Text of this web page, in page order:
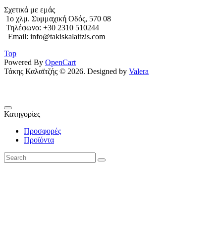
Σχετικά με εμάς
1o χλμ. Συμμαχική Οδός, 570 08
Τηλέφωνο: +30 2310 510244
Email: info@takiskalaitzis.com
Top
Powered By OpenCart
Τάκης Καλαϊτζής © 2026. Designed by Valera
Κατηγορίες
Προσφορές
Προϊόντα